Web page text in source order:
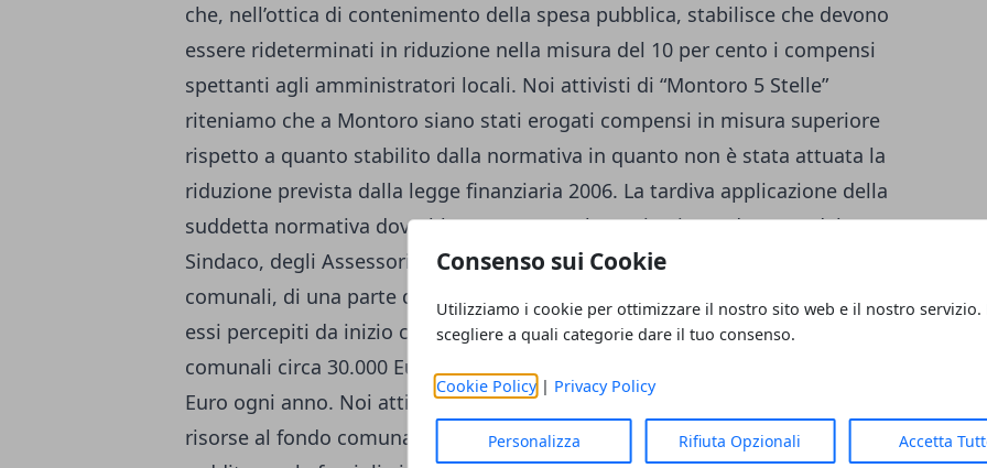
Consenso sui Cookie
Utilizziamo i cookie per ottimizzare il nostro sito web e il nostro servizio.
scegliere a quali categorie dare il tuo consenso.
Cookie Policy| Privacy Policy
Personalizza Rifiuta Opzionali Accetta
che, nell’ottica di contenimento della spesa pubblica, stabilisce che devono
essere rideterminati in riduzione nella misura del 10 per cento i compensi
spettanti agli amministratori locali. Noi attivisti di “Montoro 5 Stelle”
riteniamo che a Montoro siano stati erogati compensi in misura superiore
rispetto a quanto stabilito dalla normativa in quanto non è stata attuata la
riduzione prevista dalla legge finanziaria 2006. La tardiva applicazione della
suddetta normativa dovrebbe comportare la restituzione, da parte del
Sindaco, degli Assessori, del Presidente dell’assise e dei consiglieri
comunali, di una parte delle indennità di carica e dei gettoni di presenza da
essi percepiti da inizio consiliatura. Il “Resistution Day” porterà nelle casse
comunali circa 30.000 Euro e, dal 2017, consentirà un risparmio di 11.500
Euro ogni anno. Noi attivisti di Montoro 5 Stelle chiederemo di destinare tali
risorse al fondo comunale di solidarietà per attivare misure di sostegno al